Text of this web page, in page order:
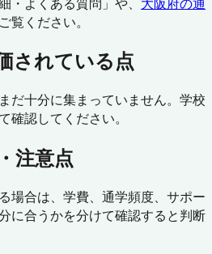
覧ください。
されている点
だ十分に集まっていません。学校
確認してください。
注意点
場合は、学費、通学頻度、サポー
に合うかを分けて確認すると判断